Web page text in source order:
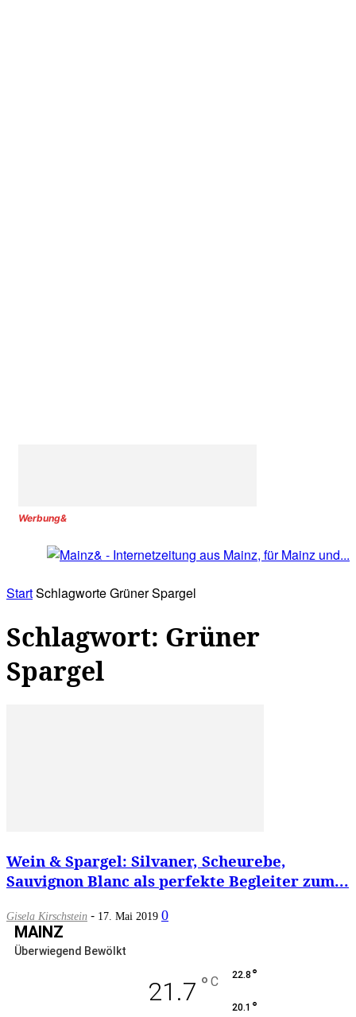
Werbung&
StartSchlagworteGrüner Spargel
Schlagwort: Grüner
Spargel
Wein & Spargel: Silvaner, Scheurebe,
Sauvignon Blanc als perfekte Begleiter zum...
Gisela Kirschstein - 17. Mai 2019 0
MAINZ
Überwiegend Bewölkt
21.7 ° C 22.8 °
20.1 °